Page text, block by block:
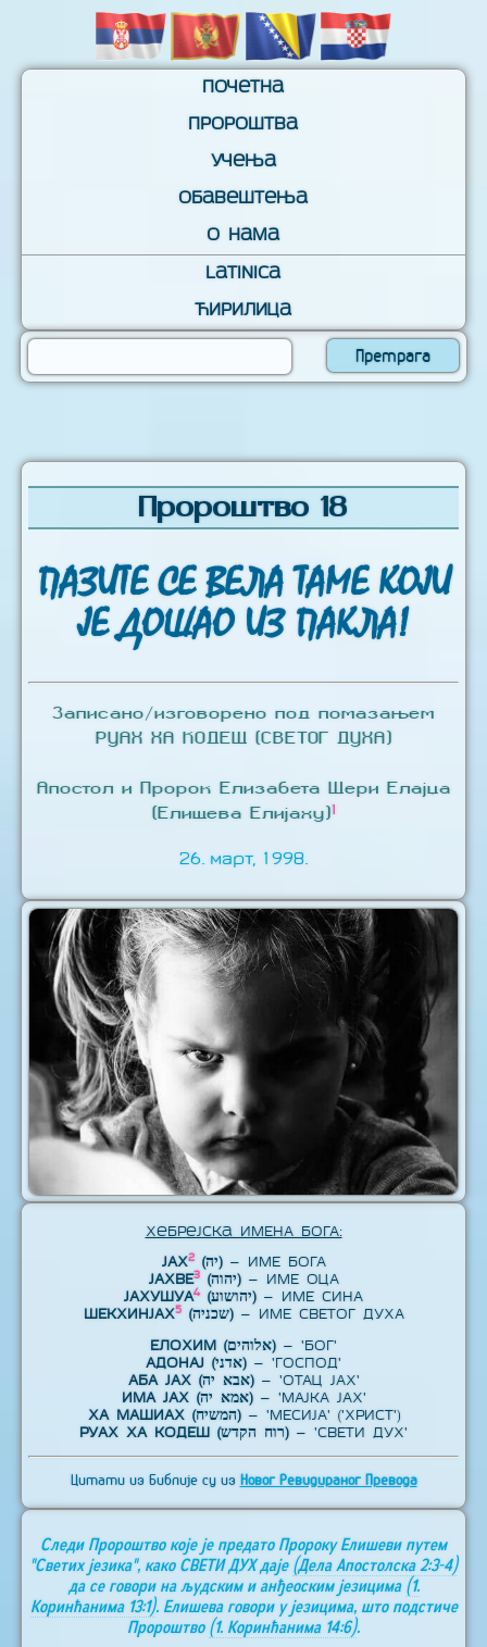
Почетна
Пророштва
Учења
Обавештења
О нама
Latinica
Ћирилица
Пророштво 18
ПАЗИТЕ СЕ ВЕЛА ТАМЕ КОЈИ
ЈЕ ДОШАО ИЗ ПАКЛА!
Записано/изговорено под помазањем
РУАХ ХА КОДЕШ (СВЕТОГ ДУХА)
Апостол и Пророк Елизабета Шери Елајџа
(Елишева Елијаху)1
26. март, 1998.
Хебрејска ИМЕНА БОГА:
ЈАХ2 (יה)– ИМЕ БОГА
ЈАХВЕ3 (יהוה)– ИМЕ ОЦА
ЈАХУШУА4 (יהושוע)– ИМЕ СИНА
ШЕКХИНЈАХ5 (שכניה)– ИМЕ СВЕТОГ ДУХА
ЕЛОХИМ (אלוהים)– 'БОГ'
АДОНАЈ (אדני)– 'ГОСПОД'
АБА ЈАХ (אבא יה)– 'ОТАЦ ЈАХ'
ИМА ЈАХ (אמא יה)– 'МАЈКА ЈАХ'
ХА МАШИАХ (המשיח)– 'МЕСИЈА' ('ХРИСТ')
РУАХ ХА КОДЕШ (רוח הקדש)– 'СВЕТИ ДУХ'
Цитати из Библије су из Новог Ревидираног Превода
Следи Пророштво које је предато Пророку Елишеви путем
"Светих језика", како СВЕТИ ДУХ даје (Дела Апостолска 2:3-4)
да се говори на људским и анђеоским језицима (1.
Коринћанима 13:1). Елишева говори у језицима, што подстиче
Пророштво (1. Коринћанима 14:6).